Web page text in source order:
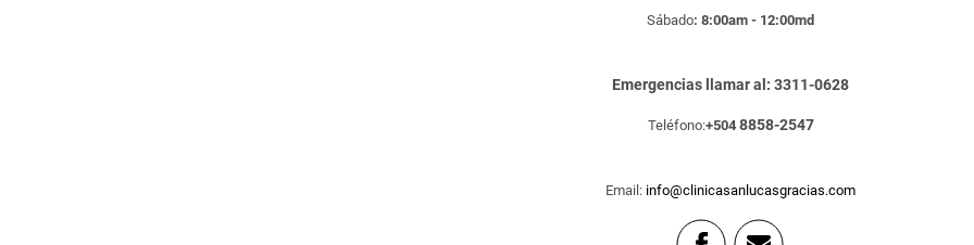
Sábado: 8:00am - 12:00md
Emergencias llamar al: 3311-0628
Teléfono:+5048858-2547
Email: info@clinicasanlucasgracias.com